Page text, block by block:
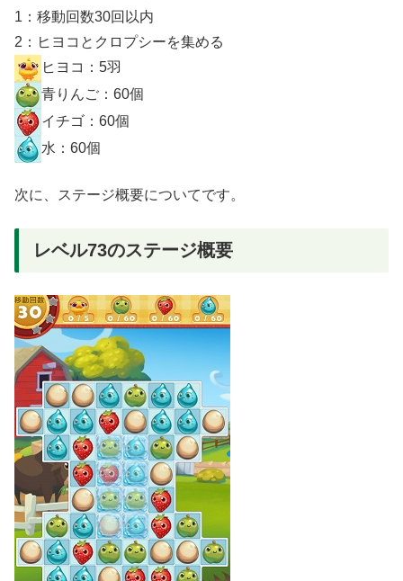
1：移動回数30回以内
2：ヒヨコとクロプシーを集める
ヒヨコ：5羽
青りんご：60個
イチゴ：60個
水：60個
次に、ステージ概要についてです。
レベル73のステージ概要